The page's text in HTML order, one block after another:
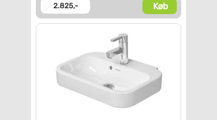
2.825,- Køb